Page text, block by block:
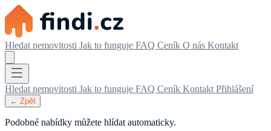
Hledat nemovitosti Jak to funguje FAQ Ceník O nás Kontakt
Hledat nemovitosti Jak to funguje FAQ Ceník Kontakt Přihlášení
← Zpět
Podobné nabídky můžete hlídat automaticky.